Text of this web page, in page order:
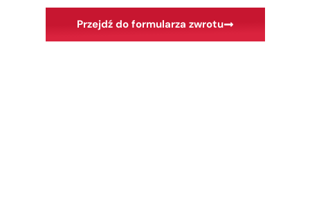
Przejdź do formularza zwrotu